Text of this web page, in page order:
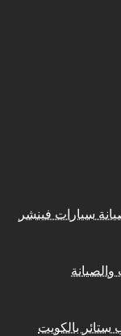
سيارات فينشر
بالكويت